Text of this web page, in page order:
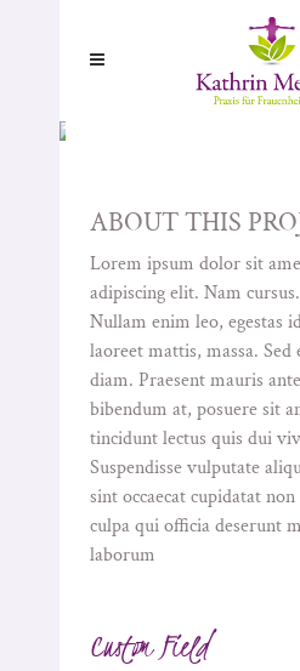
ABOUT THIS
Lorem ipsum dolor sit
adipiscing elit. Nam
Nullam enim leo, egestas
laoreet mattis, massa. Sed
diam. Praesent mauris
bibendum at, posuere sit
tincidunt lectus quis dui
Suspendisse vulputate
sint occaecat cupidatat
culpa qui officia deserunt
laborum
Custom Field